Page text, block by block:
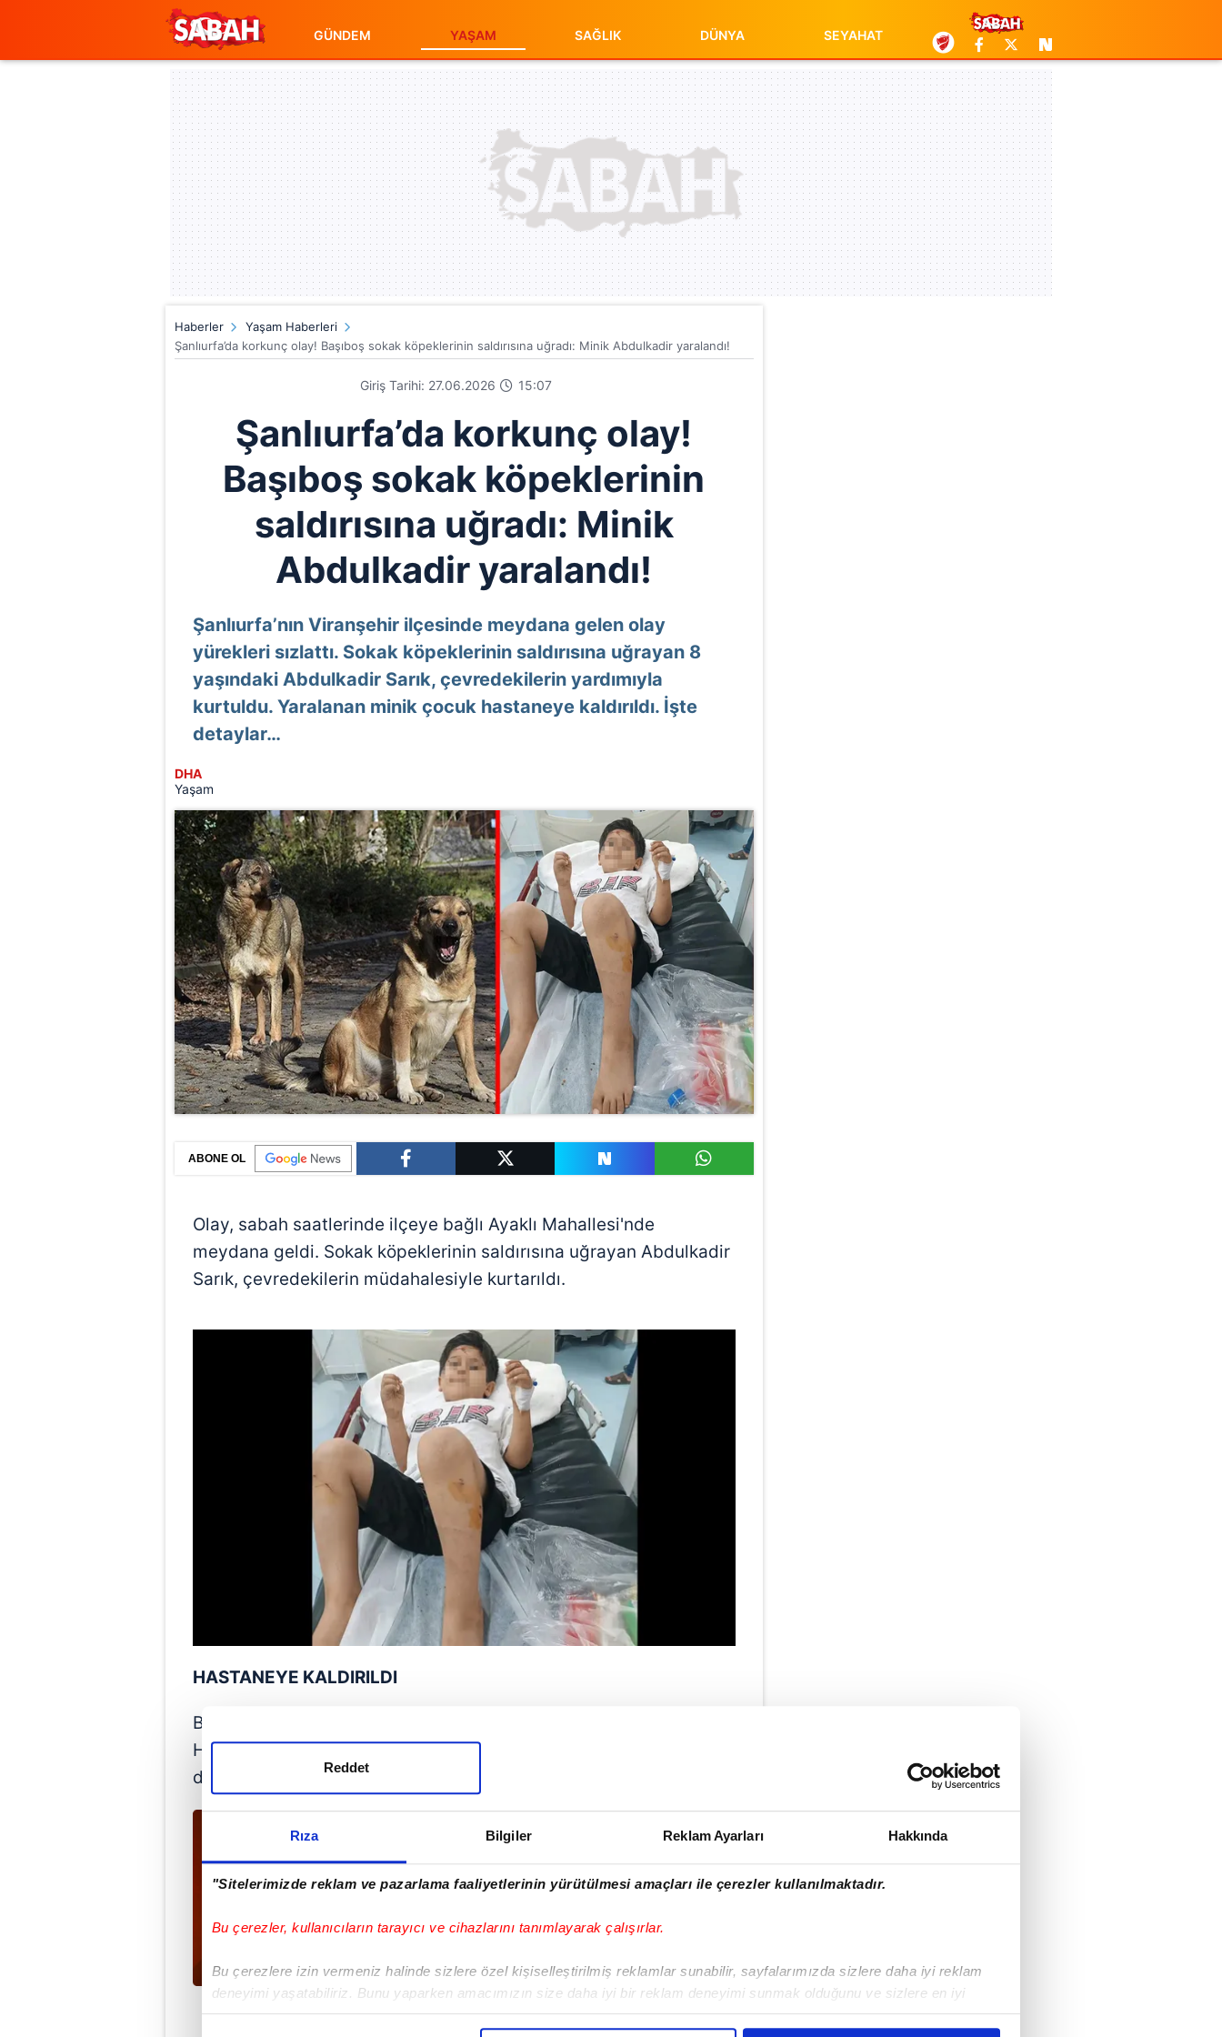
Rıza Bilgiler Reklam Ayarları Hakkında
"Sitelerimizde reklam ve pazarlama faaliyetlerinin yürütülmesi amaçları ile çerezler kullanılmaktadır.
Bu çerezler, kullanıcıların tarayıcı ve cihazlarını tanımlayarak çalışırlar.
Bu çerezlere izin vermeniz halinde sizlere özel kişiselleştirilmiş reklamlar sunabilir, sayfalarımızda sizlere daha iyi reklam
deneyimi yaşatabiliriz. Bunu yaparken amacımızın size daha iyi bir reklam deneyimi sunmak olduğunu ve sizlere en iyi
içerikleri sunabilmek adına elimizden gelen çabayı gösterdiğimizi ve bu noktada, reklamların maliyetlerimizi karşılamak
Reddet
GÜNDEM YAŞAM SAĞLIK DÜNYA SEYAHAT
Haberler
Yaşam Haberleri
Şanlıurfa’da korkunç olay! Başıboş sokak köpeklerinin saldırısına uğradı: Minik Abdulkadir yaralandı!
Giriş Tarihi: 27.06.2026 15:07
Şanlıurfa’da korkunç olay!
Başıboş sokak köpeklerinin
saldırısına uğradı: Minik
Abdulkadir yaralandı!
Şanlıurfa’nın Viranşehir ilçesinde meydana gelen olay
yürekleri sızlattı. Sokak köpeklerinin saldırısına uğrayan 8
yaşındaki Abdulkadir Sarık, çevredekilerin yardımıyla
kurtuldu. Yaralanan minik çocuk hastaneye kaldırıldı. İşte
detaylar…
DHA
Yaşam
ABONE OL
Olay, sabah saatlerinde ilçeye bağlı Ayaklı Mahallesi'nde
meydana geldi. Sokak köpeklerinin saldırısına uğrayan Abdulkadir
Sarık, çevredekilerin müdahalesiyle kurtarıldı.
HASTANEYE KALDIRILDI
Bacağından yaralanan Sarık, yakınları tarafından
Hastanesi'ne götürüldü. Burada tedaviye alınan Sarık'ın
durumunun iyi olduğu belirtildi.